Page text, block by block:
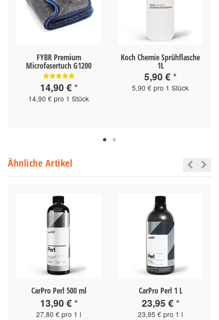
FYBR Premium
Microfasertuch G1200
14,90 €*
14,90 € pro 1 Stück
Koch Chemie Sprühflasche
1L
5,90 €*
5,90 € pro 1 Stück
Ähnliche Artikel
CarPro Perl 500 ml
13,90 €*
27,80 € pro 1 l
CarPro Perl 1 L
23,95 €*
23,95 € pro 1 l